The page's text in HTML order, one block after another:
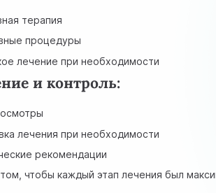
терапия
процедуры
лечение при необходимости
и контроль:
лечения при необходимости
рекомендации
чтобы каждый этап лечения был